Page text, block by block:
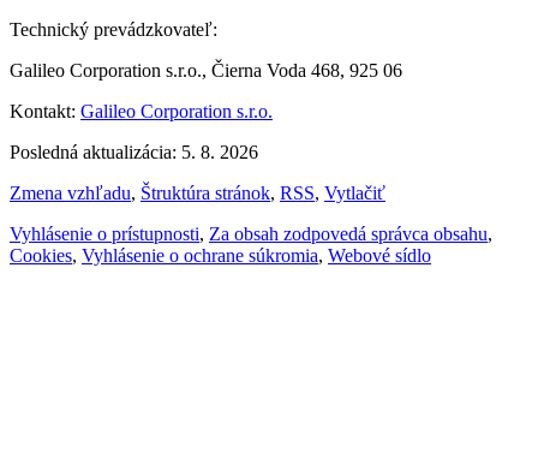
Technický prevádzkovateľ:
Galileo Corporation s.r.o., Čierna Voda 468, 925 06
Kontakt: Galileo Corporation s.r.o.
Posledná aktualizácia: 5. 8. 2026
Zmena vzhľadu, Štruktúra stránok, RSS, Vytlačiť
Vyhlásenie o prístupnosti, Za obsah zodpovedá správca obsahu,
Cookies, Vyhlásenie o ochrane súkromia, Webové sídlo